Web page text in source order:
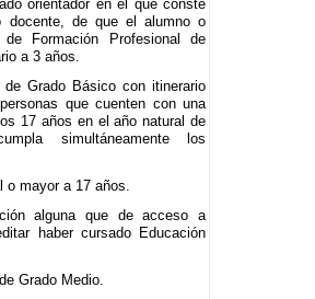
orientador en el que conste
docente, de que el alumno o
Formación Profesional de
a 3 años.
Grado Básico con itinerario
que cuenten con una
17 años en el año natural de
simultáneamente los
o mayor a 17 años.
alguna que de acceso a
haber cursado Educación
Grado Medio.